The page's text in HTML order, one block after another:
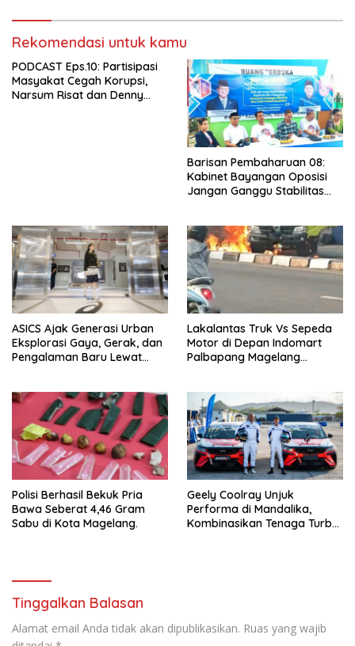
Rekomendasi untuk kamu
PODCAST Eps.10: Partisipasi
Masyakat Cegah Korupsi,
Narsum Risat dan Denny
Barisan Pembaharuan 08:
Kabinet Bayangan Oposisi
Jangan Ganggu Stabilitas
ASICS Ajak Generasi Urban
Eksplorasi Gaya, Gerak, dan
Pengalaman Baru Lewat
Lakalantas Truk Vs Sepeda
Motor di Depan Indomart
Palbapang Magelang
Polisi Berhasil Bekuk Pria
Bawa Seberat 4,46 Gram
Sabu di Kota Magelang.
Geely Coolray Unjuk
Performa di Mandalika,
Kombinasikan Tenaga Turbo
Tinggalkan Balasan
Alamat email Anda tidak akan dipublikasikan. Ruas yang wajib